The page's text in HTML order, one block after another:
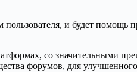
и будет помощь
со значительными
форумов, для улучшенного